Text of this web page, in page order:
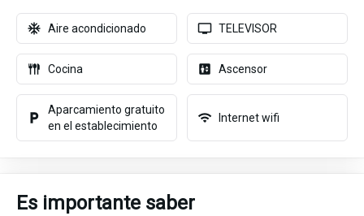
Aire acondicionado TELEVISOR
Cocina Ascensor
Aparcamiento gratuito
en el establecimiento
Internet wifi
Es importante saber